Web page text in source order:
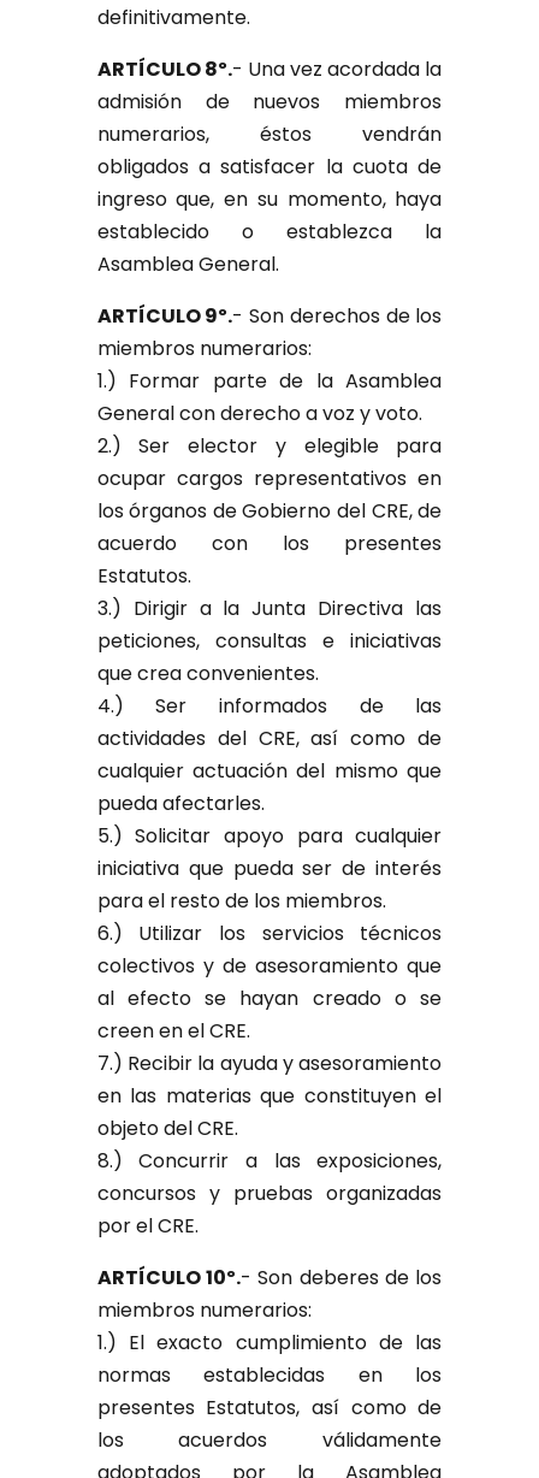
definitivamente.
ARTÍCULO 8º.- Una vez acordada la
admisión de nuevos miembros
numerarios, éstos vendrán
obligados a satisfacer la cuota de
ingreso que, en su momento, haya
establecido o establezca la
Asamblea General.
ARTÍCULO 9º.- Son derechos de los
miembros numerarios:
1.) Formar parte de la Asamblea
General con derecho a voz y voto.
2.) Ser elector y elegible para
ocupar cargos representativos en
los órganos de Gobierno del CRE, de
acuerdo con los presentes
Estatutos.
3.) Dirigir a la Junta Directiva las
peticiones, consultas e iniciativas
que crea convenientes.
4.) Ser informados de las
actividades del CRE, así como de
cualquier actuación del mismo que
pueda afectarles.
5.) Solicitar apoyo para cualquier
iniciativa que pueda ser de interés
para el resto de los miembros.
6.) Utilizar los servicios técnicos
colectivos y de asesoramiento que
al efecto se hayan creado o se
creen en el CRE.
7.) Recibir la ayuda y asesoramiento
en las materias que constituyen el
objeto del CRE.
8.) Concurrir a las exposiciones,
concursos y pruebas organizadas
por el CRE.
ARTÍCULO 10º.- Son deberes de los
miembros numerarios:
1.) El exacto cumplimiento de las
normas establecidas en los
presentes Estatutos, así como de
los acuerdos válidamente